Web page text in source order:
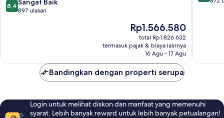
dari
8,4
897 ulasan
Harga
sekarang
Rp1.566.580
Rp1.566.580
total Rp1.826.632
termasuk pajak & biaya lainnya
16 Agu - 17 Agu
Bandingkan dengan properti serupa
Login untuk melihat diskon dan manfaat yang memenuhi
syarat. Lebih banyak reward untuk lebih banyak petualangan!